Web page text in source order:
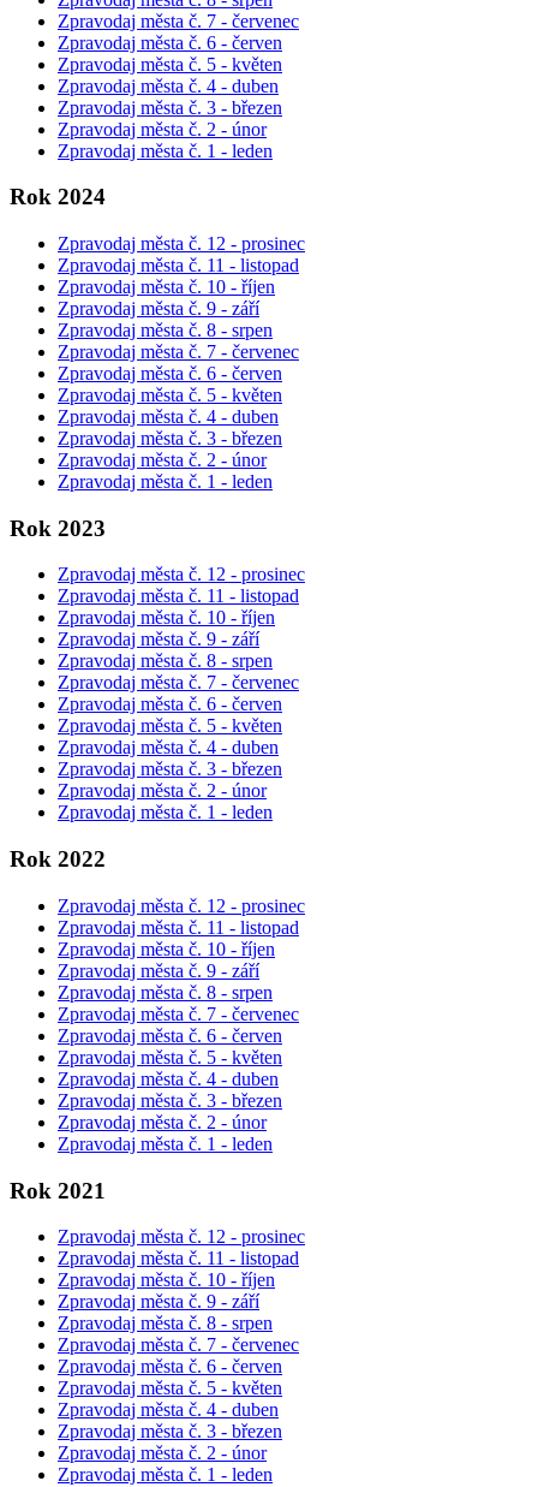
Zpravodaj města č. 7 - červenec
Zpravodaj města č. 6 - červen
Zpravodaj města č. 5 - květen
Zpravodaj města č. 4 - duben
Zpravodaj města č. 3 - březen
Zpravodaj města č. 2 - únor
Zpravodaj města č. 1 - leden
Rok 2024
Zpravodaj města č. 12 - prosinec
Zpravodaj města č. 11 - listopad
Zpravodaj města č. 10 - říjen
Zpravodaj města č. 9 - září
Zpravodaj města č. 8 - srpen
Zpravodaj města č. 7 - červenec
Zpravodaj města č. 6 - červen
Zpravodaj města č. 5 - květen
Zpravodaj města č. 4 - duben
Zpravodaj města č. 3 - březen
Zpravodaj města č. 2 - únor
Zpravodaj města č. 1 - leden
Rok 2023
Zpravodaj města č. 12 - prosinec
Zpravodaj města č. 11 - listopad
Zpravodaj města č. 10 - říjen
Zpravodaj města č. 9 - září
Zpravodaj města č. 8 - srpen
Zpravodaj města č. 7 - červenec
Zpravodaj města č. 6 - červen
Zpravodaj města č. 5 - květen
Zpravodaj města č. 4 - duben
Zpravodaj města č. 3 - březen
Zpravodaj města č. 2 - únor
Zpravodaj města č. 1 - leden
Rok 2022
Zpravodaj města č. 12 - prosinec
Zpravodaj města č. 11 - listopad
Zpravodaj města č. 10 - říjen
Zpravodaj města č. 9 - září
Zpravodaj města č. 8 - srpen
Zpravodaj města č. 7 - červenec
Zpravodaj města č. 6 - červen
Zpravodaj města č. 5 - květen
Zpravodaj města č. 4 - duben
Zpravodaj města č. 3 - březen
Zpravodaj města č. 2 - únor
Zpravodaj města č. 1 - leden
Rok 2021
Zpravodaj města č. 12 - prosinec
Zpravodaj města č. 11 - listopad
Zpravodaj města č. 10 - říjen
Zpravodaj města č. 9 - září
Zpravodaj města č. 8 - srpen
Zpravodaj města č. 7 - červenec
Zpravodaj města č. 6 - červen
Zpravodaj města č. 5 - květen
Zpravodaj města č. 4 - duben
Zpravodaj města č. 3 - březen
Zpravodaj města č. 2 - únor
Zpravodaj města č. 1 - leden